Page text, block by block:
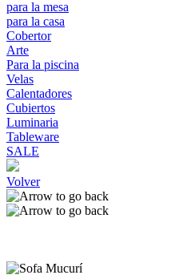
para la mesa
para la casa
Cobertor
Arte
Para la piscina
Velas
Calentadores
Cubiertos
Luminaria
Tableware
SALE
Volver